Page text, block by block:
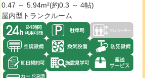
0.47 ～ 5.94m²(約0.3 ～ 4帖)
屋内型トランクルーム